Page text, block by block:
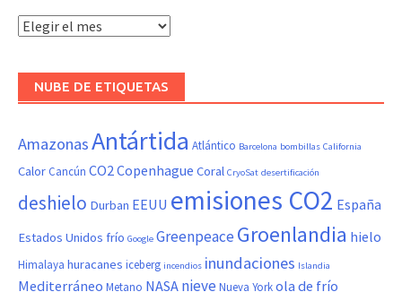
Hemeroteca
NUBE DE ETIQUETAS
AmazonasAntártida Atlántico Barcelona bombillas California
Calor Cancún CO2Copenhague Coral CryoSat desertificación
deshielo Durban EEUU emisiones CO2 España
Estados Unidos frío Google GreenpeaceGroenlandia hielo
Himalaya huracanes iceberg incendios inundaciones Islandia
Mediterráneo Metano NASA nieveNueva Yorkola de frío